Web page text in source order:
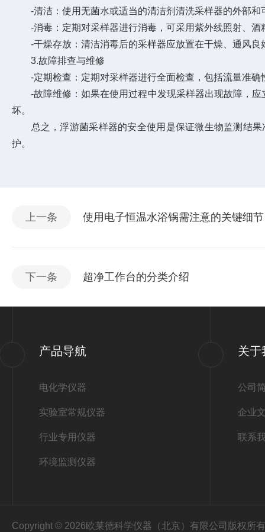
-清洁：使用无菌水或适当的清洁剂清洗采样器的外部和
-消毒：定期对采样器进行消毒，可采用紫外线照射、酒
-干燥存放：清洁消毒后的采样器应放置在干燥、通风良
3.故障排查与维修
-定期检查：定期对采样器进行全面检查，包括流量准确
-故障维修：如果在使用过程中发现采样器出现故障，应
坏。
总之，浮游菌采样器的安全使用是保证微生物监测结果
护。
上一条 使用电子恒温水浴锅需注意的关键细节
下一条 超净工作台的分类介绍
产品导航
电化学仪器
实验室常规仪器
行业专用仪器
环境监测仪器
关于
公司
企业
联系
Copyright © 2026欧莱德科学仪器（北京）有限公司版权